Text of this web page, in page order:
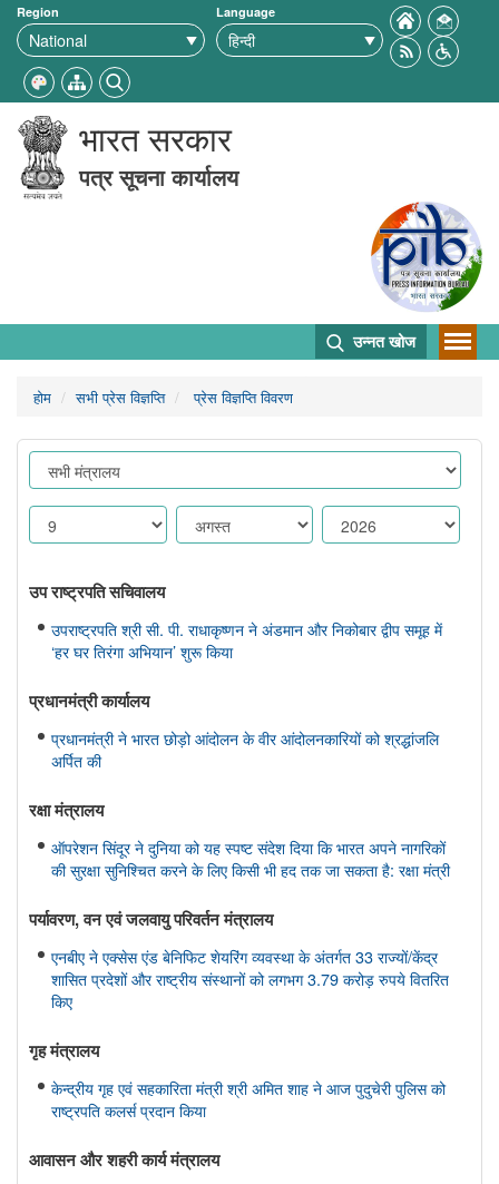
Region Language
भारत सरकार
पत्र सूचना कार्यालय
उन्नत खोज
होम सभी प्रेस विज्ञप्ति प्रेस विज्ञप्ति विवरण
उप राष्ट्रपति सचिवालय
उपराष्ट्रपति श्री सी. पी. राधाकृष्णन ने अंडमान और निकोबार द्वीप समूह में
‘हर घर तिरंगा अभियान’ शुरू किया
प्रधानमंत्री कार्यालय
प्रधानमंत्री ने भारत छोड़ो आंदोलन के वीर आंदोलनकारियों को श्रद्धांजलि
अर्पित की
रक्षा मंत्रालय
ऑपरेशन सिंदूर ने दुनिया को यह स्पष्ट संदेश दिया कि भारत अपने नागरिकों
की सुरक्षा सुनिश्चित करने के लिए किसी भी हद तक जा सकता है: रक्षा मंत्री
पर्यावरण, वन एवं जलवायु परिवर्तन मंत्रालय
एनबीए ने एक्सेस एंड बेनिफिट शेयरिंग व्यवस्था के अंतर्गत 33 राज्यों/केंद्र
शासित प्रदेशों और राष्ट्रीय संस्थानों को लगभग 3.79 करोड़ रुपये वितरित
किए
गृह मंत्रालय
केन्द्रीय गृह एवं सहकारिता मंत्री श्री अमित शाह ने आज पुदुचेरी पुलिस को
राष्ट्रपति कलर्स प्रदान किया
आवासन और शहरी कार्य मंत्रालय